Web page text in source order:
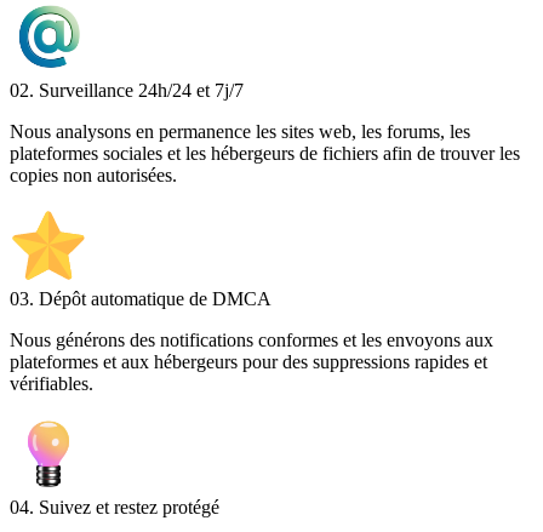
02. Surveillance 24h/24 et 7j/7
Nous analysons en permanence les sites web, les forums, les
plateformes sociales et les hébergeurs de fichiers afin de trouver les
copies non autorisées.
03. Dépôt automatique de DMCA
Nous générons des notifications conformes et les envoyons aux
plateformes et aux hébergeurs pour des suppressions rapides et
vérifiables.
04. Suivez et restez protégé